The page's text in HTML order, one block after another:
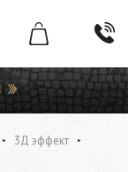
3Д эффект